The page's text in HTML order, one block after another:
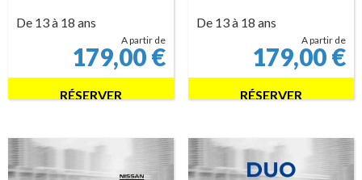
De 13 à 18 ans
A partir de
179,00€
RÉSERVER
De 13 à 18 ans
A partir de
179,00€
RÉSERVER